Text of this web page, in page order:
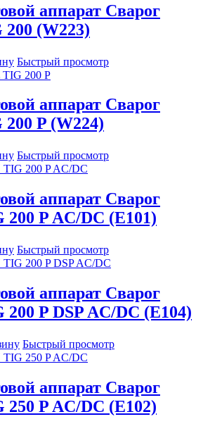
аппарат Сварог
(W223)
Быстрый просмотр
аппарат Сварог
P (W224)
Быстрый просмотр
аппарат Сварог
P AC/DC (E101)
Быстрый просмотр
аппарат Сварог
P DSP AC/DC (E104)
Быстрый просмотр
аппарат Сварог
P AC/DC (E102)